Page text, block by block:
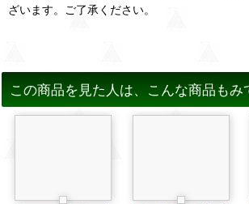
ざいます。ご了承ください。
この商品を見た人は、こんな商品もみ